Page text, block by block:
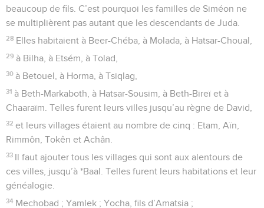
beaucoup de fils. C’est pourquoi les familles de Siméon ne
se multiplièrent pas autant que les descendants de Juda.
28 Elles habitaient à Beer-Chéba, à Molada, à Hatsar-Choual,
29 à Bilha, à Etsém, à Tolad,
30 à Betouel, à Horma, à Tsiqlag,
31 à Beth-Markaboth, à Hatsar-Sousim, à Beth-Bireï et à
Chaaraïm. Telles furent leurs villes jusqu’au règne de David,
32 et leurs villages étaient au nombre de cinq : Etam, Aïn,
Rimmôn, Tokên et Achân.
33 Il faut ajouter tous les villages qui sont aux alentours de
ces villes, jusqu’à *Baal. Telles furent leurs habitations et leur
généalogie.
34 Mechobad ; Yamlek ; Yocha, fils d’Amatsia ;